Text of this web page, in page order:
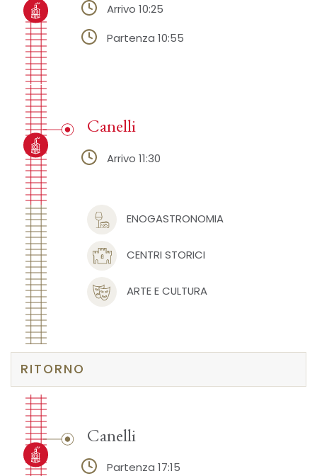
Arrivo 10:25
Partenza 10:55
ENOGASTRONOMIA
CENTRI STORICI
ARTE E CULTURA
Canelli
Arrivo 11:30
RITORNO
Canelli
Partenza 17:15